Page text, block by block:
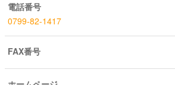
電話番号
0799-82-1417
FAX番号